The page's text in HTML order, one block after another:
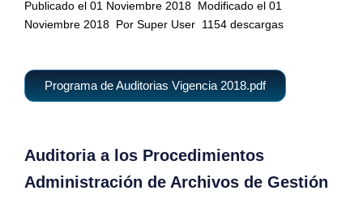
Publicado el 01 Noviembre 2018 Modificado el 01
Noviembre 2018 Por Super User 1154 descargas
Programa de Auditorias Vigencia 2018.pdf
Auditoria a los Procedimientos
Administración de Archivos de Gestión